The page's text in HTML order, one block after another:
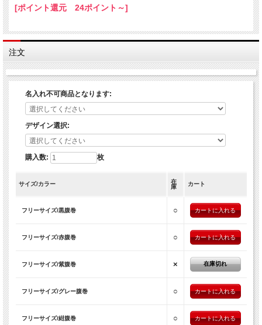
[ポイント還元 24ポイント～]
注文
名入れ不可商品となります:
デザイン選択:
購入数: 枚
サイズ/カラー
在
庫
カート
フリーサイズ/黒腹巻 ○
フリーサイズ/赤腹巻 ○
フリーサイズ/紫腹巻 × 在庫切れ
フリーサイズ/グレー腹巻 ○
フリーサイズ/紺腹巻 ○